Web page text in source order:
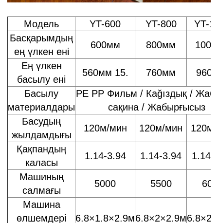
Модель YT-600 YT-800
YT-
Басқарымдың
ең үлкен ені
600мм 800мм
Ең үлкен
басылу ені
560мм 15. 760мм
Басылу
материалдары
PE PP Фильм / Кağıздық /
сақина / Жабырғысыз
Басудың
жылдамдығы
120м/мин 120м/мин
Қақпандың
каласы
1.14-3.94 1.14-3.94
1.14-
Машиның
салмағы
5000 5500
Машина
өлшемдері
6.8×1.8×2.9м6.8×2×2.9м